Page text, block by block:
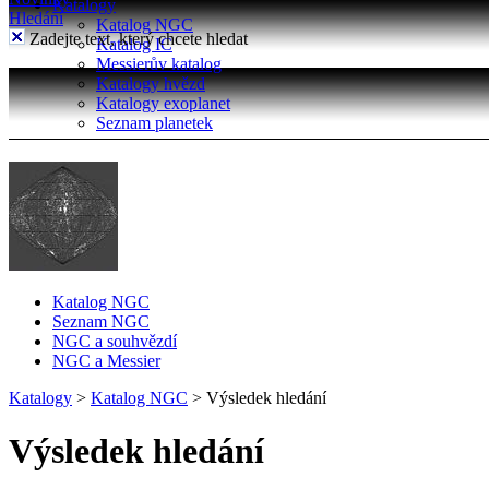
Katalogy
Katalog NGC
Katalog IC
Messierův katalog
Katalogy hvězd
Katalogy exoplanet
Seznam planetek
Hledání
Zadejte text, který chcete hledat
Katalog NGC
Seznam NGC
NGC a souhvězdí
NGC a Messier
Katalogy > Katalog NGC > Výsledek hledání
Výsledek hledání